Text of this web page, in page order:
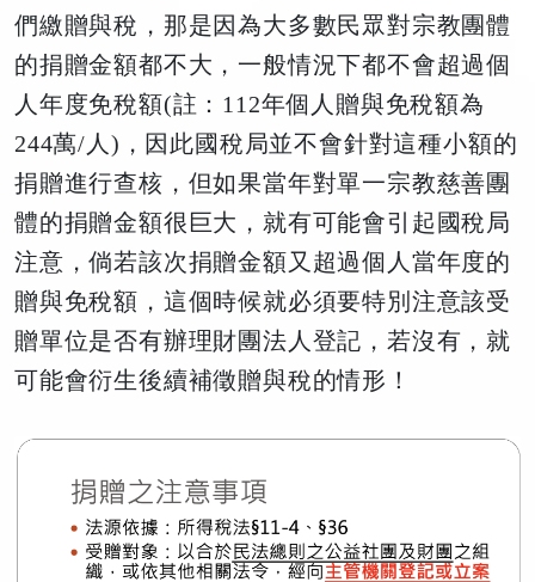
們繳贈與稅，那是因為大多數民眾對宗教團體
的捐贈金額都不大，一般情況下都不會超過個
人年度免稅額(註：112年個人贈與免稅額為
244萬/人)，因此國稅局並不會針對這種小額的
捐贈進行查核，但如果當年對單一宗教慈善團
體的捐贈金額很巨大，就有可能會引起國稅局
注意，倘若該次捐贈金額又超過個人當年度的
贈與免稅額，這個時候就必須要特別注意該受
贈單位是否有辦理財團法人登記，若沒有，就
可能會衍生後續補徵贈與稅的情形！